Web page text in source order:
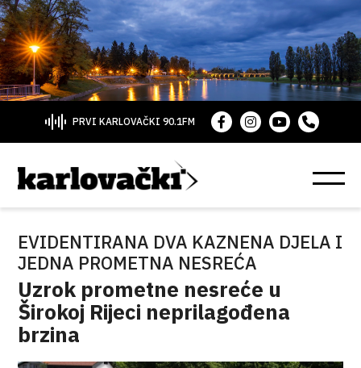
PRVI KARLOVAČKI 90.1FM
EVIDENTIRANA DVA KAZNENA DJELA I
JEDNA PROMETNA NESREĆA
Uzrok prometne nesreće u
Širokoj Rijeci neprilagođena
brzina